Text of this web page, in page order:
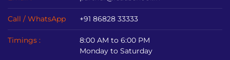
Call / WhatsApp +91 86828 33333
Timings :
8:00 AM to 6:00 PM
Monday to Saturday